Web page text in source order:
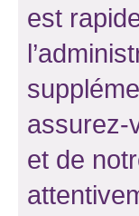
est
assurez-
et de